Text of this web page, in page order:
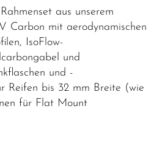
aus unserem
Carbon mit aerodynamischen
IsoFlow-
und
und -
Reifen bis 32 mm Breite (wie
für Flat Mount